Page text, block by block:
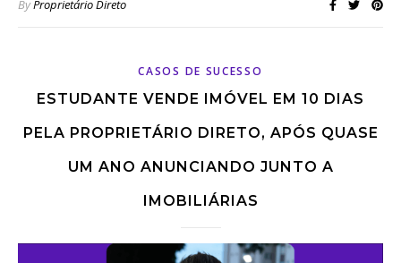
ByProprietário Direto
CASOS DE SUCESSO
ESTUDANTE VENDE IMÓVEL EM 10 DIAS
PELA PROPRIETÁRIO DIRETO, APÓS QUASE
UM ANO ANUNCIANDO JUNTO A
IMOBILIÁRIAS